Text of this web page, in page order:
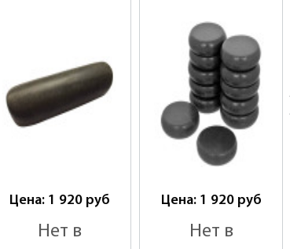
Цена: 1 920 руб
Нет в
Цена: 1 920 руб
Нет в